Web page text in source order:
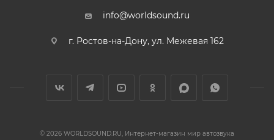
info@worldsound.ru
г. Ростов-на-Дону, ул. Межевая 162
© 2026 WORLDSOUND.RU, Интернет-магазин мир автозвука